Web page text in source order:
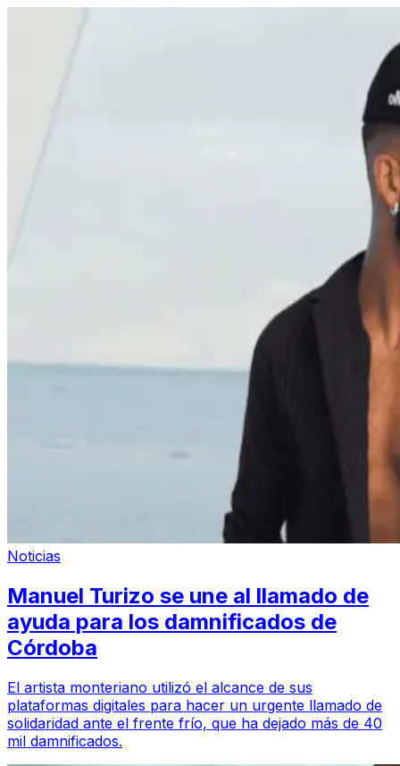
Noticias
Manuel Turizo se une al llamado de
ayuda para los damnificados de
Córdoba
El artista monteriano utilizó el alcance de sus
plataformas digitales para hacer un urgente llamado de
solidaridad ante el frente frío, que ha dejado más de 40
mil damnificados.